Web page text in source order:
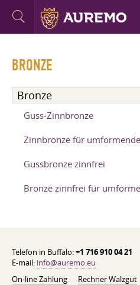
BRONZE
Bronze
Guss-Zinnbronze
Zinnbronze für
Gussbronze zinnfrei
Bronze zinnfrei für
Telefon in Buffalo:+1 716 910 04 21
E-mail: info@auremo.eu
On-line Zahlung
Rechner Walzgut